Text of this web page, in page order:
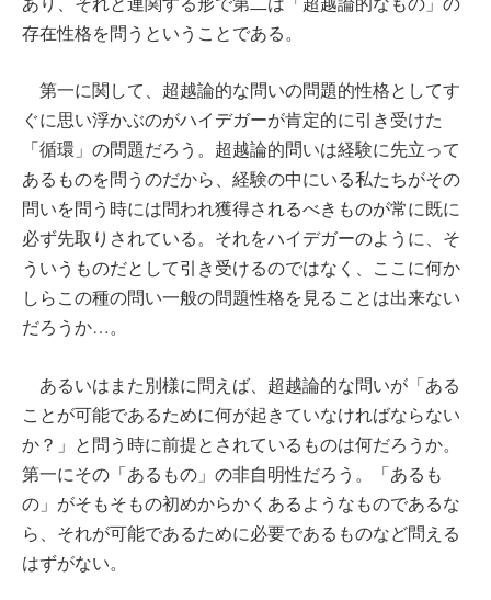
存在性格を問うということである。
第一に関して、超越論的な問いの問題的性格としてす
ぐに思い浮かぶのがハイデガーが肯定的に引き受けた
「循環」の問題だろう。超越論的問いは経験に先立って
あるものを問うのだから、経験の中にいる私たちがその
問いを問う時には問われ獲得されるべきものが常に既に
必ず先取りされている。それをハイデガーのように、そ
ういうものだとして引き受けるのではなく、ここに何か
しらこの種の問い一般の問題性格を見ることは出来ない
だろうか…。
あるいはまた別様に問えば、超越論的な問いが「ある
ことが可能であるために何が起きていなければならない
か？」と問う時に前提とされているものは何だろうか。
第一にその「あるもの」の非自明性だろう。「あるも
の」がそもそもの初めからかくあるようなものであるな
ら、それが可能であるために必要であるものなど問える
はずがない。